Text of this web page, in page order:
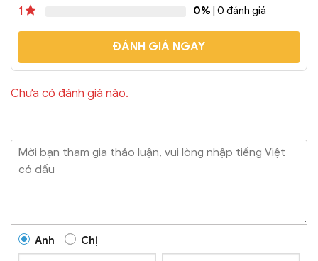
1 0% | 0 đánh giá
ĐÁNH GIÁ NGAY
Chưa có đánh giá nào.
Anh Chị